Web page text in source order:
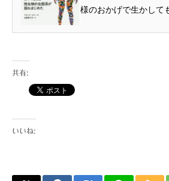
様のおかげで生かして
共有:
いいね: